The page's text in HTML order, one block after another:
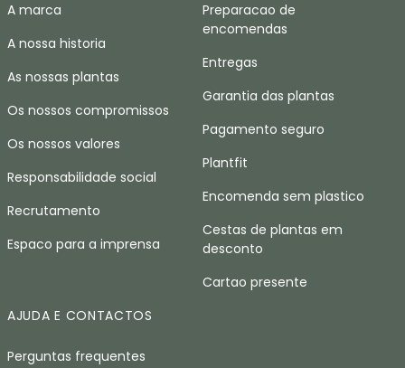
A marca
A nossa historia
As nossas plantas
Os nossos compromissos
Os nossos valores
Responsabilidade social
Recrutamento
Espaco para a imprensa
Preparacao de
encomendas
Entregas
Garantia das plantas
Pagamento seguro
Plantfit
Encomenda sem plastico
Cestas de plantas em
desconto
Cartao presente
AJUDA E CONTACTOS
Perguntas frequentes